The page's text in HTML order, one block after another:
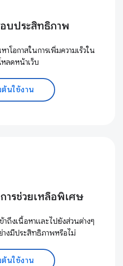
อบประสิทธิภาพ
โอกาสในการเพิ่มความเร็วใน
หลดหน้าเว็บ
ต้นใช้งาน
ารช่วยเหลือพิเศษ
ถึงเนื้อหาและไปยังส่วนต่างๆ
างมีประสิทธิภาพหรือไม่
ต้นใช้งาน